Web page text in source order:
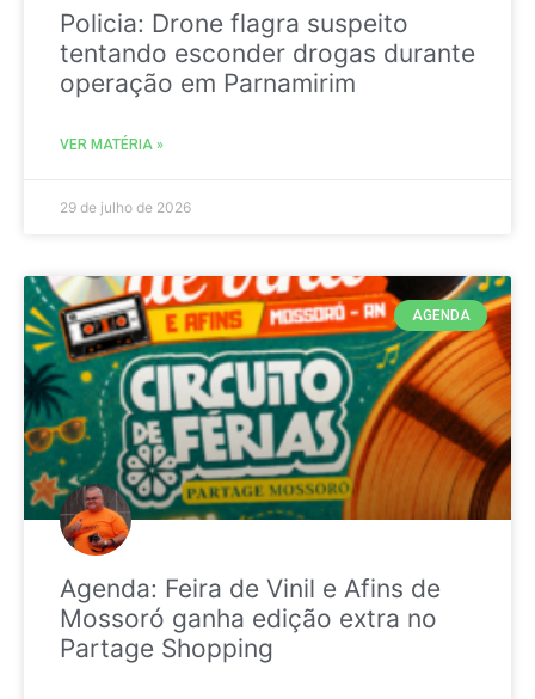
Policia: Drone flagra suspeito
tentando esconder drogas durante
operação em Parnamirim
VER MATÉRIA »
29 de julho de 2026
AGENDA
Agenda: Feira de Vinil e Afins de
Mossoró ganha edição extra no
Partage Shopping